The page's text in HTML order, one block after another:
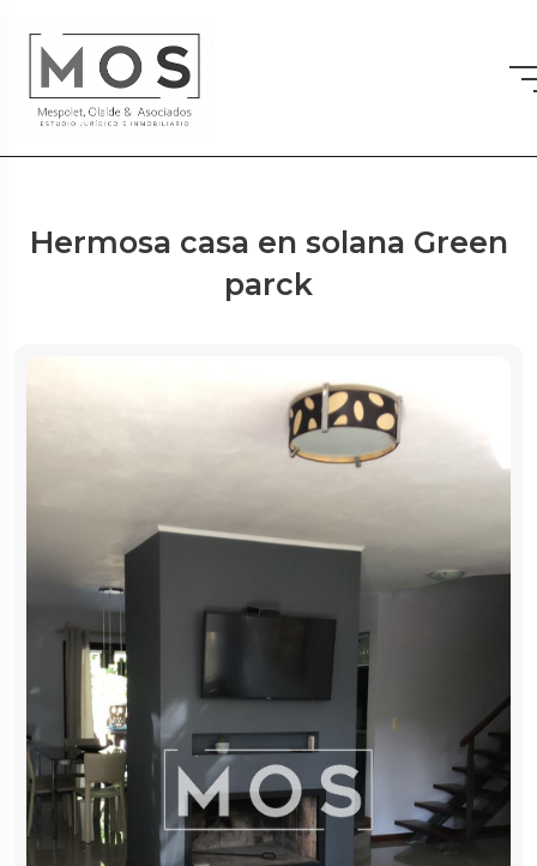
Hermosa casa en solana Green
parck